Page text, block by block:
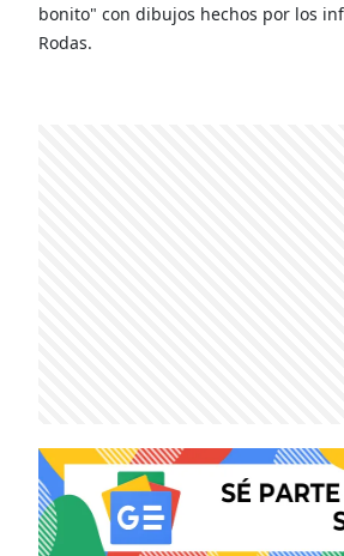
bonito" con dibujos hechos por los
Rodas.